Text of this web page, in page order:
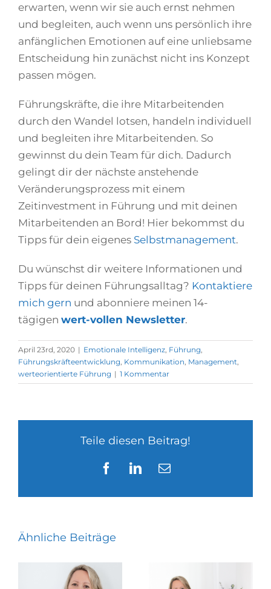
erwarten, wenn wir sie auch ernst nehmen
und begleiten, auch wenn uns persönlich ihre
anfänglichen Emotionen auf eine unliebsame
Entscheidung hin zunächst nicht ins Konzept
passen mögen.
Führungskräfte, die ihre Mitarbeitenden
durch den Wandel lotsen, handeln individuell
und begleiten ihre Mitarbeitenden. So
gewinnst du dein Team für dich. Dadurch
gelingt dir der nächste anstehende
Veränderungsprozess mit einem
Zeitinvestment in Führung und mit deinen
Mitarbeitenden an Bord! Hier bekommst du
Tipps für dein eigenes Selbstmanagement.
Du wünschst dir weitere Informationen und
Tipps für deinen Führungsalltag? Kontaktiere
mich gern und abonniere meinen 14-
tägigen wert-vollen Newsletter.
April 23rd, 2020 | Emotionale Intelligenz Führung
Führungskräfteentwicklung Kommunikation Management
werteorientierte Führung | 1 Kommentar
Teile diesen Beitrag!
FacebookLinkedIn
E-
Ähnliche Beiträge